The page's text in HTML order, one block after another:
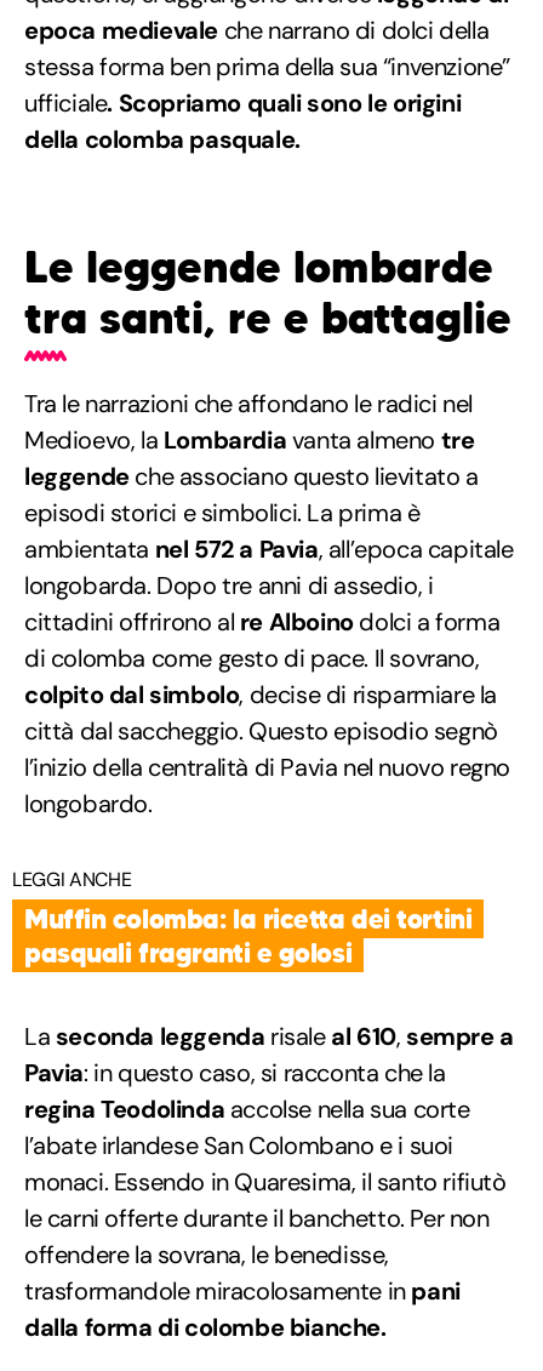
epoca medievale che narrano di dolci della
stessa forma ben prima della sua “invenzione”
ufficiale. Scopriamo quali sono le origini
della colomba pasquale.
Le leggende lombarde
tra santi, re e battaglie
Tra le narrazioni che affondano le radici nel
Medioevo, la Lombardiavanta almeno tre
leggendeche associano questo lievitato a
episodi storici e simbolici. La prima è
ambientata nel 572 a Pavia, all’epoca capitale
longobarda. Dopo tre anni di assedio, i
cittadini offrirono al re Alboinodolci a forma
di colomba come gesto di pace. Il sovrano,
colpito dal simbolo, decise di risparmiare la
città dal saccheggio. Questo episodio segnò
l’inizio della centralità di Pavia nel nuovo regno
longobardo.
LEGGI ANCHE
Muffin colomba: la ricetta dei tortini
pasquali fragranti e golosi
La seconda leggenda risaleal 610, sempre a
Pavia: in questo caso, si racconta che la
regina Teodolinda accolse nella sua corte
l’abate irlandese San Colombano e i suoi
monaci. Essendo in Quaresima, il santo rifiutò
le carni offerte durante il banchetto. Per non
offendere la sovrana, le benedisse,
trasformandole miracolosamente inpani
dalla forma di colombe bianche.